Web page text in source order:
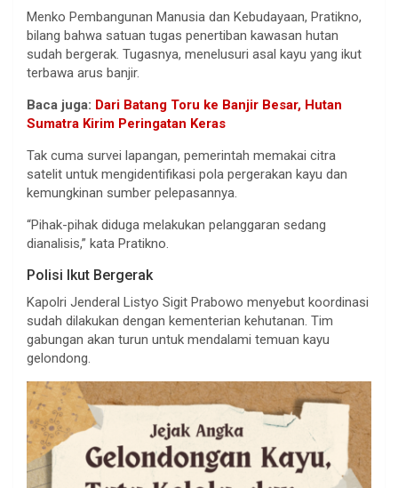
Menko Pembangunan Manusia dan Kebudayaan, Pratikno,
bilang bahwa satuan tugas penertiban kawasan hutan
sudah bergerak. Tugasnya, menelusuri asal kayu yang ikut
terbawa arus banjir.
Baca juga: Dari Batang Toru ke Banjir Besar, Hutan
Sumatra Kirim Peringatan Keras
Tak cuma survei lapangan, pemerintah memakai citra
satelit untuk mengidentifikasi pola pergerakan kayu dan
kemungkinan sumber pelepasannya.
“Pihak-pihak diduga melakukan pelanggaran sedang
dianalisis,” kata Pratikno.
Polisi Ikut Bergerak
Kapolri Jenderal Listyo Sigit Prabowo menyebut koordinasi
sudah dilakukan dengan kementerian kehutanan. Tim
gabungan akan turun untuk mendalami temuan kayu
gelondong.